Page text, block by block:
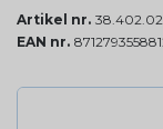
Artikel nr. 38.402.02
EAN nr.